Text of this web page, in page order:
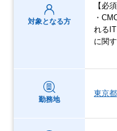
対象となる方
【必須
・
れる
に関
勤務地
東京都